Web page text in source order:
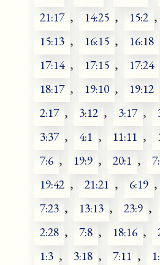
21:17 , 14:25 , 15:2 ,
15:13 , 16:15 , 16:18
17:14 , 17:15 , 17:24
18:17 , 19:10 , 19:12
2:17 , 3:12 , 3:17 ,
3:37 , 4:1 , 11:11 ,
7:6 , 19:9 , 20:1 ,
19:42 , 21:21 , 6:19 ,
7:23 , 13:13 , 23:9 ,
2:28 , 7:8 , 18:16 ,
1:3 , 3:18 , 7:11 ,